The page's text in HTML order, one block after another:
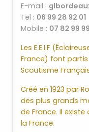
Poissons
Poisson à la
Koulibiac au
Boulettes de
Couscous,
Boulettes et
Poulet aux olives
E-mail :
Tel : 06 99 28 92 01
Mobile : 07 82 99
Les E.E.I.F
France) font
Scoutisme
Créé en 1923 par
des plus grands
de France. Il
la France.